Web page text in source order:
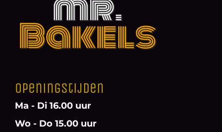
Openingstijden
Ma - Di 16.00 uur
Wo - Do 15.00 uur